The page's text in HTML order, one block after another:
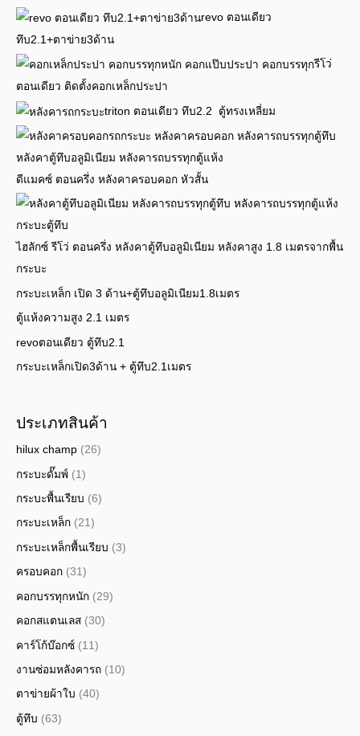
revo ตอนเดียว
ทึบ2.1+ตาข่าย3ด้าน
รีโว่
ตอนเดียว ติดตั้งคอกเหล็กประปา
triton ตอนเดียว ทึบ2.2 ตู้ทรงเหลี่ยม
ดีแมคซ์ ตอนครึ่ง หลังคาครอบคอก หัวสั้น
ไฮลักซ์ รีโว่ ตอนครึ่ง หลังคาตู้ทึบอลูมิเนียม หลังคาสูง 1.8 เมตรจากพื้น
กระบะ
กระบะเหล็ก เปิด 3 ด้าน+ตู้ทึบอลูมิเนียม1.8เมตร
ตู้แห้งความสูง 2.1 เมตร
revoตอนเดียว ตู้ทึบ2.1
กระบะเหล็กเปิด3ด้าน + ตู้ทึบ2.1เมตร
ประเภทสินค้า
hilux champ (26)
กระบะดั๊มพ์ (1)
กระบะพื้นเรียบ (6)
กระบะเหล็ก (21)
กระบะเหล็กพื้นเรียบ (3)
ครอบคอก (31)
คอกบรรทุกหนัก (29)
คอกสแตนเลส (30)
คาร์โก้บ๊อกซ์ (11)
งานซ่อมหลังคารถ (10)
ตาข่ายผ้าใบ (40)
ตู้ทึบ (63)